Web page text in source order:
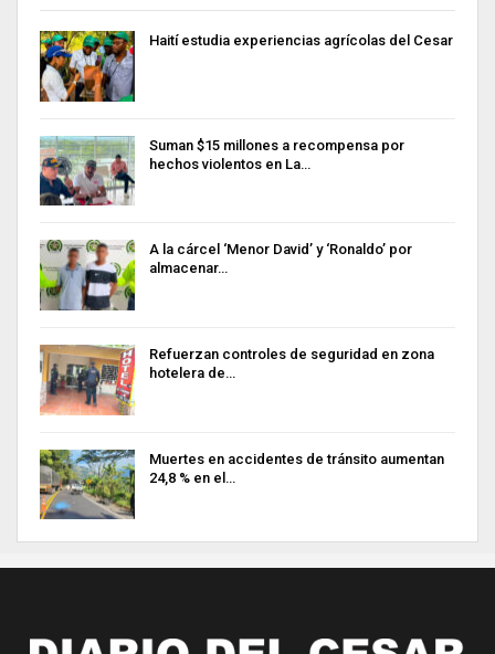
Haití estudia experiencias agrícolas del Cesar
Suman $15 millones a recompensa por
hechos violentos en La…
A la cárcel ‘Menor David’ y ‘Ronaldo’ por
almacenar…
Refuerzan controles de seguridad en zona
hotelera de…
Muertes en accidentes de tránsito aumentan
24,8 % en el…